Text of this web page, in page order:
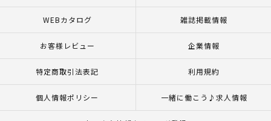
WEBカタログ 雑誌掲載情報
お客様レビュー 企業情報
特定商取引法表記 利用規約
個人情報ポリシー 一緒に働こう♪求人情報